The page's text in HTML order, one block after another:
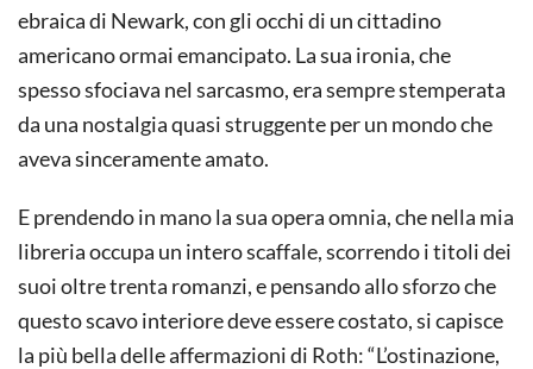
ebraica di Newark, con gli occhi di un cittadino
americano ormai emancipato. La sua ironia, che
spesso sfociava nel sarcasmo, era sempre stemperata
da una nostalgia quasi struggente per un mondo che
aveva sinceramente amato.
E prendendo in mano la sua opera omnia, che nella mia
libreria occupa un intero scaffale, scorrendo i titoli dei
suoi oltre trenta romanzi, e pensando allo sforzo che
questo scavo interiore deve essere costato, si capisce
la più bella delle affermazioni di Roth: “L’ostinazione,